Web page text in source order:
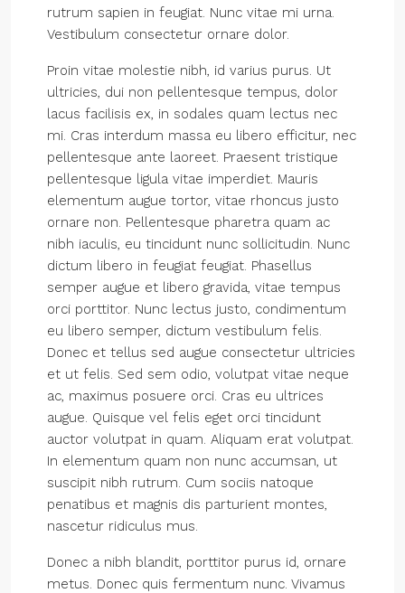
rutrum sapien in feugiat. Nunc vitae mi urna.
Vestibulum consectetur ornare dolor.
Proin vitae molestie nibh, id varius purus. Ut
ultricies, dui non pellentesque tempus, dolor
lacus facilisis ex, in sodales quam lectus nec
mi. Cras interdum massa eu libero efficitur, nec
pellentesque ante laoreet. Praesent tristique
pellentesque ligula vitae imperdiet. Mauris
elementum augue tortor, vitae rhoncus justo
ornare non. Pellentesque pharetra quam ac
nibh iaculis, eu tincidunt nunc sollicitudin. Nunc
dictum libero in feugiat feugiat. Phasellus
semper augue et libero gravida, vitae tempus
orci porttitor. Nunc lectus justo, condimentum
eu libero semper, dictum vestibulum felis.
Donec et tellus sed augue consectetur ultricies
et ut felis. Sed sem odio, volutpat vitae neque
ac, maximus posuere orci. Cras eu ultrices
augue. Quisque vel felis eget orci tincidunt
auctor volutpat in quam. Aliquam erat volutpat.
In elementum quam non nunc accumsan, ut
suscipit nibh rutrum. Cum sociis natoque
penatibus et magnis dis parturient montes,
nascetur ridiculus mus.
Donec a nibh blandit, porttitor purus id, ornare
metus. Donec quis fermentum nunc. Vivamus